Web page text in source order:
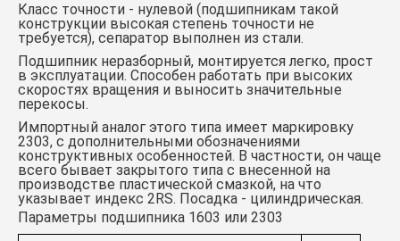
Класс точности - нулевой (подшипникам такой
конструкции высокая степень точности не
требуется), сепаратор выполнен из стали.
Подшипник неразборный, монтируется легко, прост
в эксплуатации. Способен работать при высоких
скоростях вращения и выносить значительные
перекосы.
Импортный аналог этого типа имеет маркировку
2303, с дополнительными обозначениями
конструктивных особенностей. В частности, он чаще
всего бывает закрытого типа с внесенной на
производстве пластической смазкой, на что
указывает индекс 2RS. Посадка - цилиндрическая.
Параметры подшипника 1603 или 2303